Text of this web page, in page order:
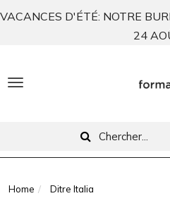
VACANCES D'ÉTÉ: NOTRE
24
T
g
l
Home Ditre Italia